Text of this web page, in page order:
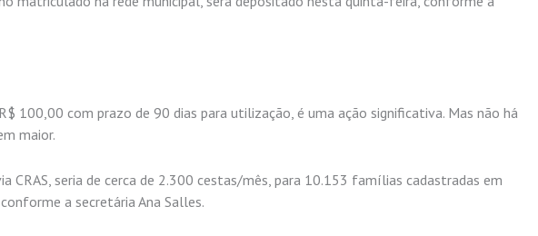
100,00 com prazo de 90 dias para utilização, é uma ação significativa. Mas não há
maior.
CRAS, seria de cerca de 2.300 cestas/mês, para 10.153 famílias cadastradas em
a secretária Ana Salles.